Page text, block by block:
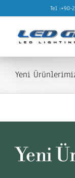
to
Tel :+90-
Yeni
Yeni